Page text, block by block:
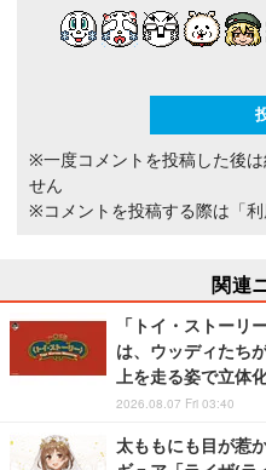
※一度コメントを投稿した後
せん
※コメントを投稿する際は 「
関連
「トイ・ストーリ
は、ウッディたち
上を走る姿で立体
2026.08.07 Fri 03:40
太ももにも目が惹